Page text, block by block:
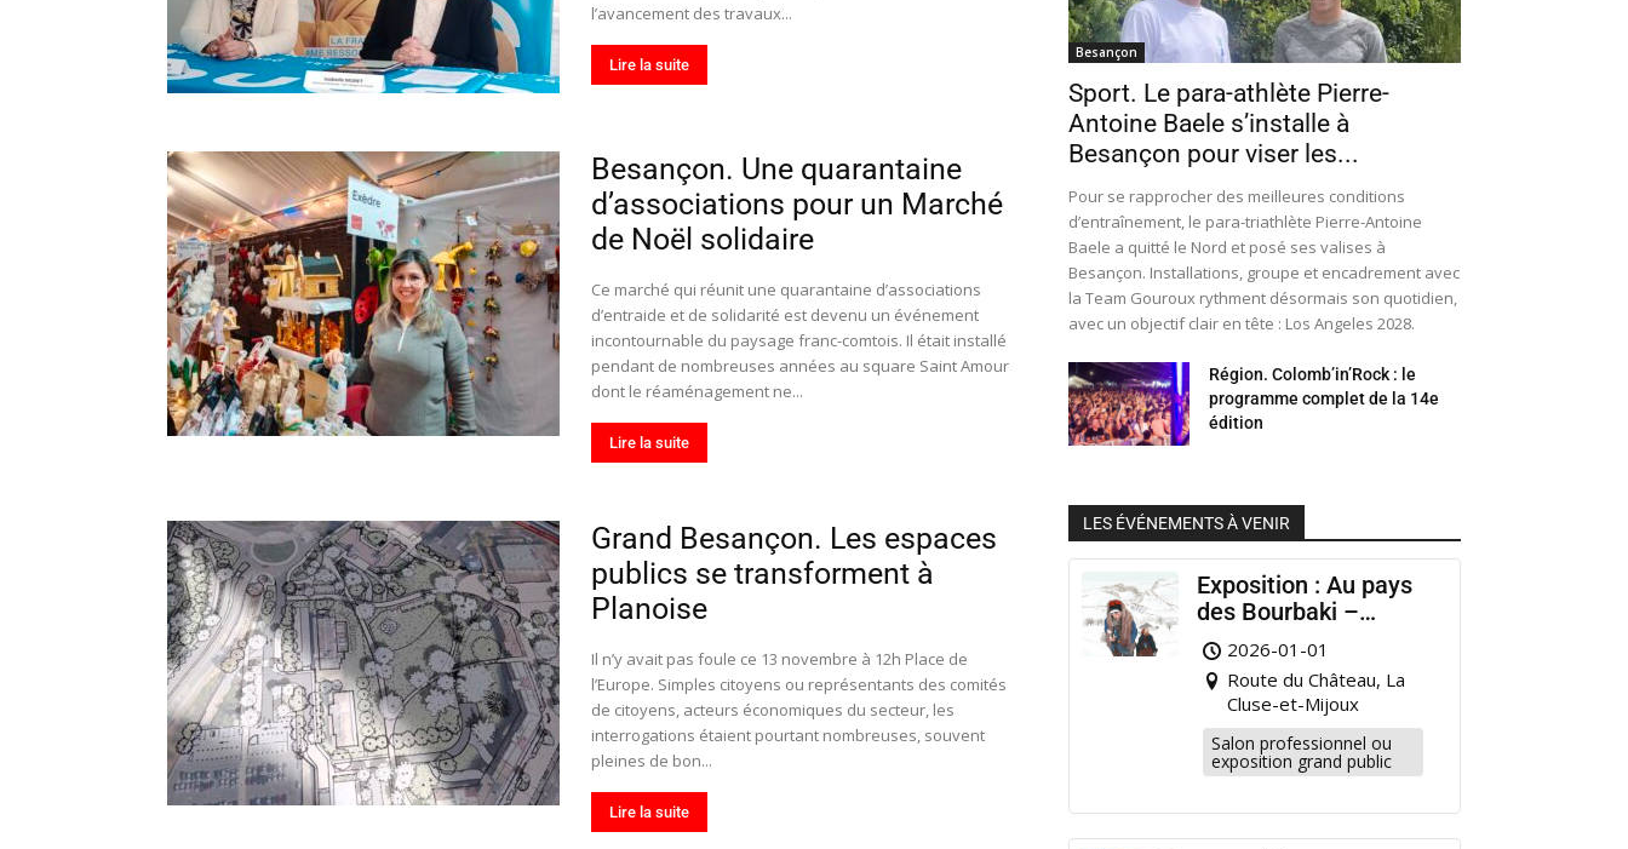
l’avancement des travaux...
Lire la suite
Besançon. Une quarantaine
d’associations pour un Marché
de Noël solidaire
Ce marché qui réunit une quarantaine d’associations
d’entraide et de solidarité est devenu un événement
incontournable du paysage franc-comtois. Il était installé
pendant de nombreuses années au square Saint Amour
dont le réaménagement ne...
Lire la suite
Grand Besançon. Les espaces
publics se transforment à
Planoise
Il n’y avait pas foule ce 13 novembre à 12h Place de
l’Europe. Simples citoyens ou représentants des comités
de citoyens, acteurs économiques du secteur, les
interrogations étaient pourtant nombreuses, souvent
pleines de bon...
Lire la suite
Besançon
Sport. Le para-athlète Pierre-
Antoine Baele s’installe à
Besançon pour viser les...
Pour se rapprocher des meilleures conditions
d’entraînement, le para-triathlète Pierre-Antoine
Baele a quitté le Nord et posé ses valises à
Besançon. Installations, groupe et encadrement avec
la Team Gouroux rythment désormais son quotidien,
avec un objectif clair en tête : Los Angeles 2028.
Région. Colomb’in’Rock : le
programme complet de la 14e
édition
LES ÉVÉNEMENTS À VENIR
Exposition : Au pays
des Bourbaki –
Musée Municipal
Pontarlier
2026-01-01
Route du Château, La
Cluse-et-Mijoux
Salon professionnel ou
exposition grand public